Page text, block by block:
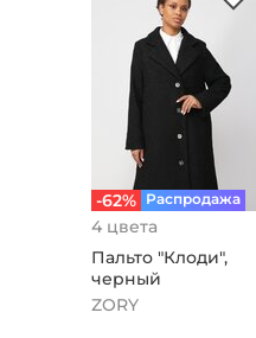
-62% Распродажа
4 цвета
Пальто "Клоди",
черный
ZORY